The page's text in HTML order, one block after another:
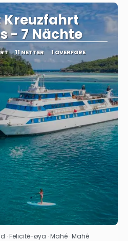
- 7 Nächte
11 NETTER 1 OVERFØRE
Se
· Felicité-øya · Mahé · Mahé